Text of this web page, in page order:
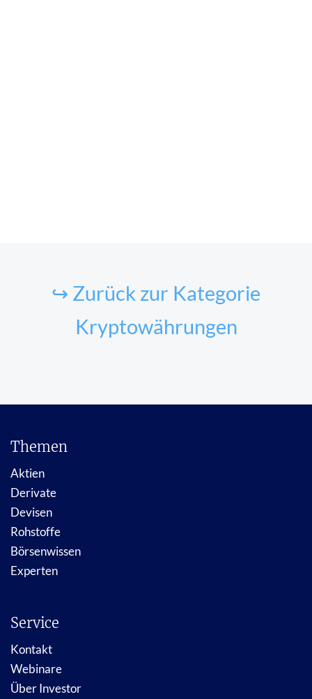
↪ Zurück zur Kategorie
Kryptowährungen
Themen
Aktien
Derivate
Devisen
Rohstoffe
Börsenwissen
Experten
Service
Kontakt
Webinare
Über Investor